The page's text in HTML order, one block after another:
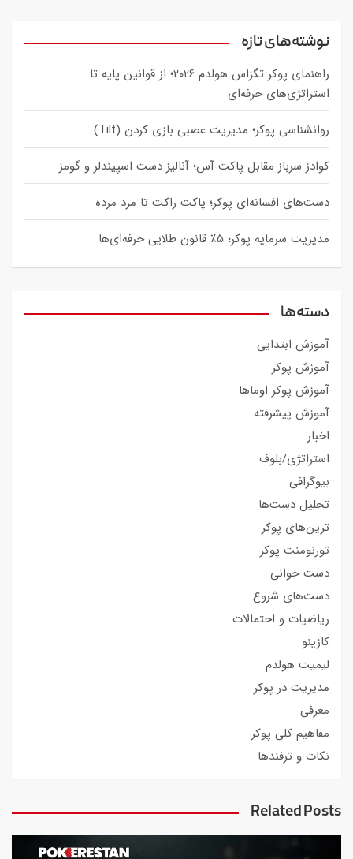
c
نوشته‌های تازه
راهنمای پوکر تگزاس هولدم ۲۰۲۶؛ از قوانین پایه تا
استراتژی‌های حرفه‌ای
روانشناسی پوکر؛ مدیریت عصبی بازی کردن (Tilt)
کوادز سرباز مقابل پاکت آس؛ آنالیز دست اسپیندلر و گومز
دست‌های افسانه‌ای پوکر؛ پاکت راکت تا مرد مرده
مدیریت سرمایه پوکر؛ ۵٪ قانون طلایی حرفه‌ای‌ها
دسته‌ها
آموزش ابتدایی
آموزش پوکر
آموزش پوکر اوماها
آموزش پیشرفته
اخبار
استراتژی/بلوف
بیوگرافی
تحلیل دست‌ها
ترین‌های پوکر
تورنومنت پوکر
دست خوانی
دست‌های شروع
ریاضیات و احتمالات
کازینو
لیمیت هولدم
مدیریت در پوکر
معرفی
مفاهیم کلی پوکر
نکات و ترفندها
Related Posts